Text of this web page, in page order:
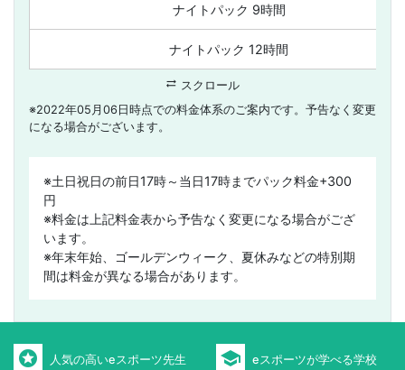
ナイトパック 9時間
ナイトパック 12時間
sync_alt スクロール
※2022年05月06日時点での料金体系のご案内です。予告なく変更
になる場合がございます。
※土日祝日の前日17時～当日17時までパック料金+300
円
※料金は上記料金表から予告なく変更になる場合がござ
います。
※年末年始、ゴールデンウィーク、夏休みなどの特別期
間は料金が異なる場合があります。
stars 人気の高いeスポーツ先生 school eスポーツが学べる学校